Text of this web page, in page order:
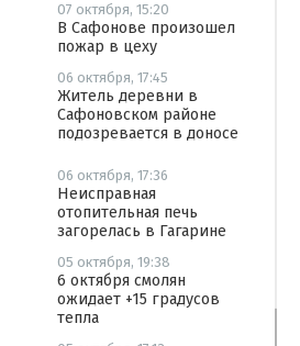
07 октября, 15:20
В Сафонове произошел
пожар в цеху
06 октября, 17:45
Житель деревни в
Сафоновском районе
подозревается в доносе
06 октября, 17:36
Неисправная
отопительная печь
загорелась в Гагарине
05 октября, 19:38
6 октября смолян
ожидает +15 градусов
тепла